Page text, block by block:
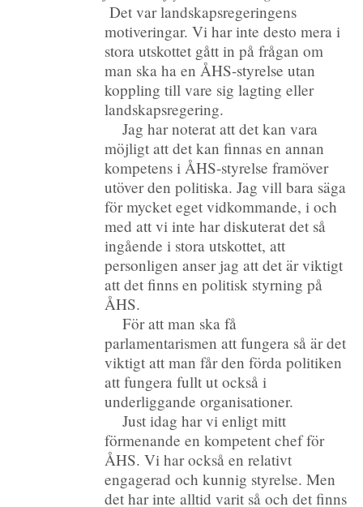
Det var landskapsregeringens
motiveringar. Vi har inte desto mera i
stora utskottet gått in på frågan om
man ska ha en ÅHS-styrelse utan
koppling till vare sig lagting eller
landskapsregering.
Jag har noterat att det kan vara
möjligt att det kan finnas en annan
kompetens i ÅHS-styrelse framöver
utöver den politiska. Jag vill bara säga
för mycket eget vidkommande, i och
med att vi inte har diskuterat det så
ingående i stora utskottet, att
personligen anser jag att det är viktigt
att det finns en politisk styrning på
ÅHS.
För att man ska få
parlamentarismen att fungera så är det
viktigt att man får den förda politiken
att fungera fullt ut också i
underliggande organisationer.
Just idag har vi enligt mitt
förmenande en kompetent chef för
ÅHS. Vi har också en relativt
engagerad och kunnig styrelse. Men
det har inte alltid varit så och det finns